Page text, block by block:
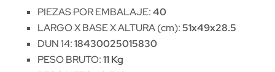
PIEZAS POR EMBALAJE:40
LARGO X BASE X ALTURA (cm):51x49x28.5
DUN 14:18430025015830
PESO BRUTO:11 Kg